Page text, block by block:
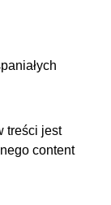
treści jest
content